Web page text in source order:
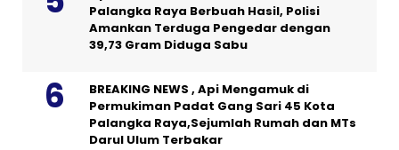
Palangka Raya Berbuah Hasil, Polisi
Amankan Terduga Pengedar dengan
39,73 Gram Diduga Sabu
BREAKING NEWS , Api Mengamuk di
Permukiman Padat Gang Sari 45 Kota
Palangka Raya,Sejumlah Rumah dan MTs
Darul Ulum Terbakar